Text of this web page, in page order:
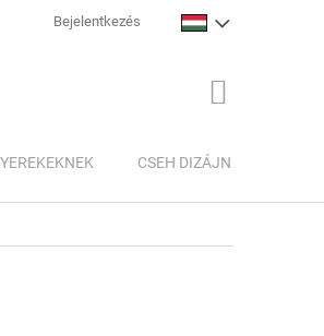
Bejelentkezés
CSEH DIZÁJN